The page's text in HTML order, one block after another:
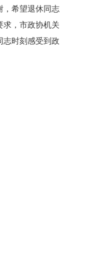
，希望退休同志
，市政协机关
时刻感受到政